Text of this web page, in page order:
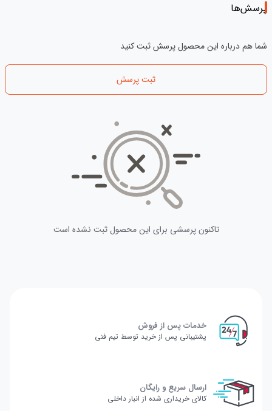
پرسش‌ها
شما هم درباره این محصول پرسش ثبت کنید
ثبت پرسش
تاکنون پرسشی برای این محصول ثبت نشده است
خدمات پس از فروش
پشتیبانی پس از خرید توسط تیم فنی
ارسال سریع و رایگان
کالای خریداری شده از انبار داخلی